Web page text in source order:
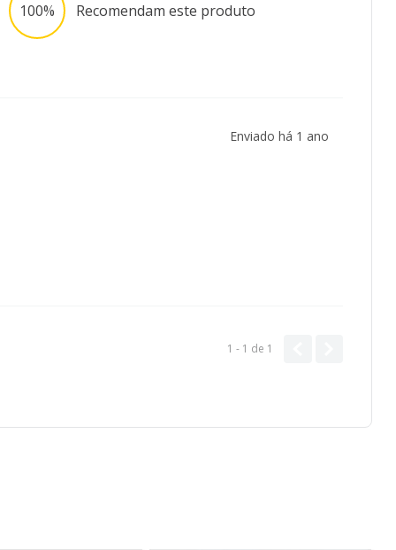
100% Recomendam este produto
Enviado há 1 ano
1 - 1 de 1